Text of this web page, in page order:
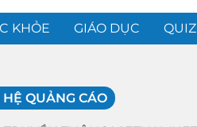
KHỎE GIÁO DỤC QUIZ
HỆ QUẢNG CÁO